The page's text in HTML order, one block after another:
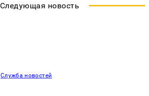
Следующая новость
Служба новостей